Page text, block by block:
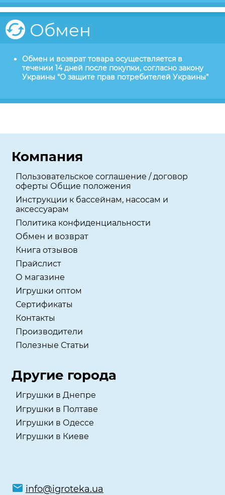
Обмен
Обмен и возврат товара осуществляется в
течении 14 дней после покупки, согласно закону
Украины “О защите прав потребителей Украины”
Компания
Пользовательское соглашение / договор
оферты Общие положения
Инструкции к бассейнам, насосам и
аксессуарам
Политика конфиденциальности
Обмен и возврат
Книга отзывов
Прайслист
О магазине
Игрушки оптом
Сертификаты
Контакты
Производители
Полезные Статьи
Другие города
Игрушки в Днепре
Игрушки в Полтаве
Игрушки в Одессе
Игрушки в Киеве
info@igroteka.ua